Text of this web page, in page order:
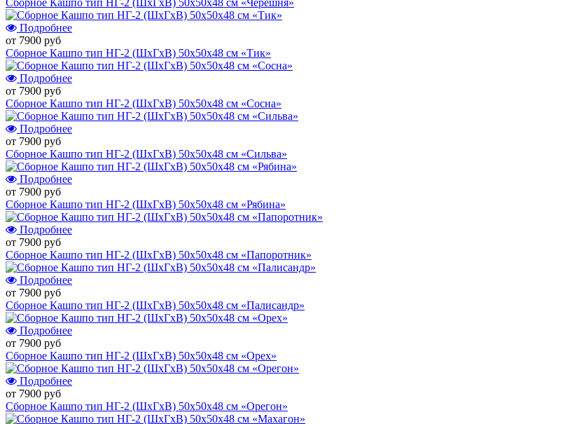
Подробнее
от 7900 руб
Сборное Кашпо тип НГ-2 (ШхГхВ) 50х50х48 см «Тик»
Подробнее
от 7900 руб
Сборное Кашпо тип НГ-2 (ШхГхВ) 50х50х48 см «Сосна»
Подробнее
от 7900 руб
Сборное Кашпо тип НГ-2 (ШхГхВ) 50х50х48 см «Сильва»
Подробнее
от 7900 руб
Сборное Кашпо тип НГ-2 (ШхГхВ) 50х50х48 см «Рябина»
Подробнее
от 7900 руб
Сборное Кашпо тип НГ-2 (ШхГхВ) 50х50х48 см «Папоротник»
Подробнее
от 7900 руб
Сборное Кашпо тип НГ-2 (ШхГхВ) 50х50х48 см «Палисандр»
Подробнее
от 7900 руб
Сборное Кашпо тип НГ-2 (ШхГхВ) 50х50х48 см «Орех»
Подробнее
от 7900 руб
Сборное Кашпо тип НГ-2 (ШхГхВ) 50х50х48 см «Орегон»